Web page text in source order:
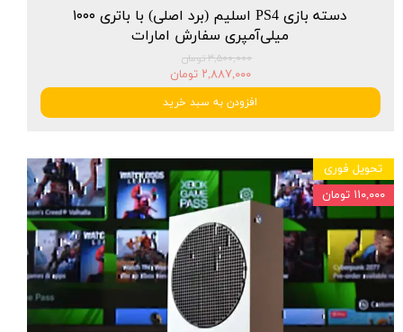
دسته بازی PS4 اسلیم (برد اصلی) با باتری ۱۰۰۰
میلی‌آمپری سفارش امارات
۳,۵۰۰,۰۰۰ تومان
۲,۸۸۷,۰۰۰ تومان
افزودن به سبد خرید
تحویل فوری
۱۱۰,۰۰۰ تومان